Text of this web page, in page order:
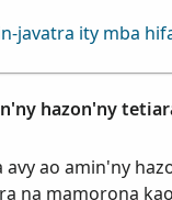
javatra ity mba
hazon'ny
ao amin'ny
na mamorona